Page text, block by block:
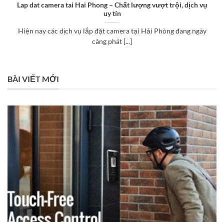
Lap dat camera tai Hai Phong – Chất lượng vượt trội, dịch vụ
uy tín
Hiện nay các dịch vụ lắp đặt camera tại Hải Phòng đang ngày
càng phát [...]
BÀI VIẾT MỚI